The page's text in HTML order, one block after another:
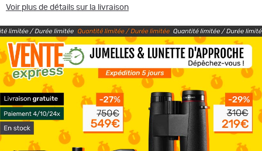
Voir plus de détails sur la livraison